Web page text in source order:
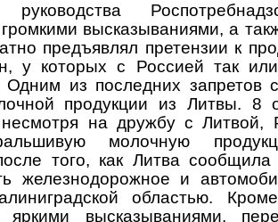
высказываниями, а
предъявлял претензии к
у которых с Россией так
Одним из последних запретов
продукции из Литвы. 8
несмотря на дружбу с Литвой,
молочную
того, как Литва
железнодорожное и
областью.
яркими высказываниями,